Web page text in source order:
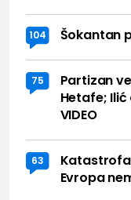
104 Šokantan
75
Partizan
Hetafe;
VIDEO
63
Evropa